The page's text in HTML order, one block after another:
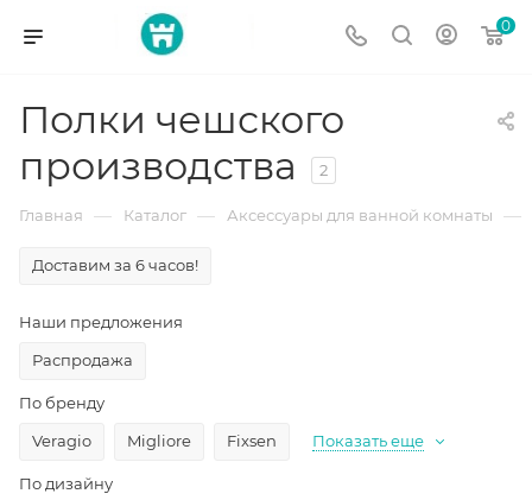
0
Полки чешского
производства
2
Главная — Каталог — Аксессуары для ванной комнаты —
Доставим за 6 часов!
Наши предложения
Распродажа
По бренду
Veragio
Migliore Fixsen Показать еще
По дизайну